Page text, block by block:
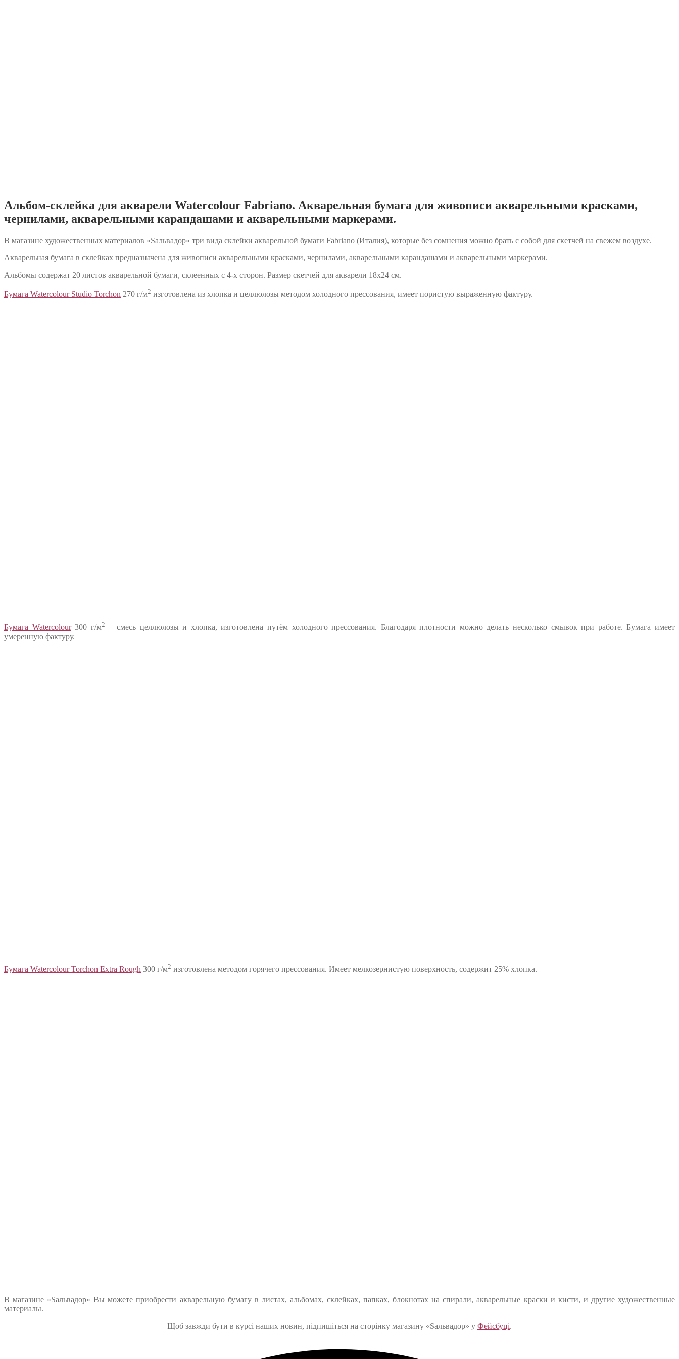
Альбом-склейка для акварели Watercolour Fabriano. Акварельная бумага для живописи акварельными красками,
чернилами, акварельными карандашами и акварельными маркерами.
В магазине художественных материалов «Sальвадор» три вида склейки акварельной бумаги Fabriano (Италия), которые без сомнения можно брать с собой для скетчей на свежем воздухе.
Акварельная бумага в склейках предназначена для живописи акварельными красками, чернилами, акварельными карандашами и акварельными маркерами.
Альбомы содержат 20 листов акварельной бумаги, склеенных с 4-х сторон. Размер скетчей для акварели 18х24 см.
Бумага Watercolour Studio Torchon 270 г/м2 изготовлена из хлопка и целлюлозы методом холодного прессования, имеет пористую выраженную фактуру.
Бумага Watercolour300 г/м2 – смесь целлюлозы и хлопка, изготовлена путём холодного прессования. Благодаря плотности можно делать несколько смывок при работе. Бумага имеет
умеренную фактуру.
Бумага Watercolour Torchon Extra Rough 300 г/м2 изготовлена методом горячего прессования. Имеет мелкозернистую поверхность, содержит 25% хлопка.
В магазине «Sальвадор» Вы можете приобрести акварельную бумагу в листах, альбомах, склейках, папках, блокнотах на спирали, акварельные краски и кисти, и другие художественные
материалы.
Щоб завжди бути в курсі наших новин, підпишіться на сторінку магазину «Sальвадор» у Фейсбуці.